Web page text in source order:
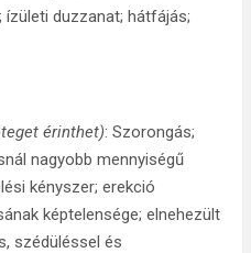
ízületi duzzanat; hátfájás;
érinthet): Szorongás;
nagyobb mennyiségű
kényszer; erekció
képtelensége; elnehezült
szédüléssel és